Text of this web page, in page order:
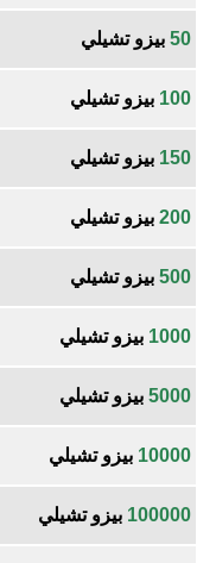
50 بيزو تشيلي
100 بيزو تشيلي
150 بيزو تشيلي
200 بيزو تشيلي
500 بيزو تشيلي
1000 بيزو تشيلي
5000 بيزو تشيلي
10000 بيزو تشيلي
100000 بيزو تشيلي